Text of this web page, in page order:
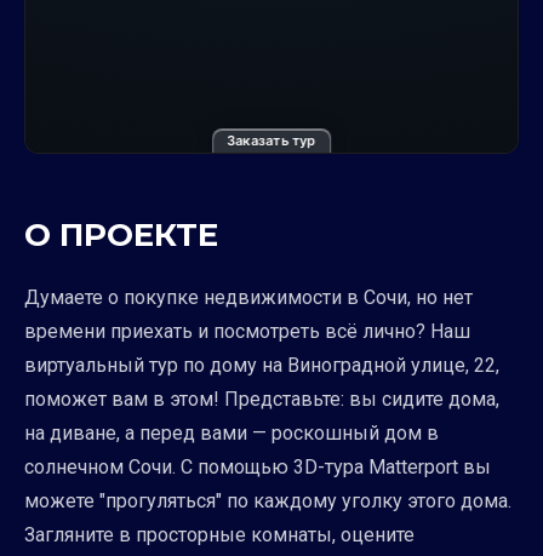
Заказать тур
О ПРОЕКТЕ
Думаете о покупке недвижимости в Сочи, но нет
времени приехать и посмотреть всё лично? Наш
виртуальный тур по дому на Виноградной улице, 22,
поможет вам в этом! Представьте: вы сидите дома,
на диване, а перед вами — роскошный дом в
солнечном Сочи. С помощью 3D-тура Matterport вы
можете "прогуляться" по каждому уголку этого дома.
Загляните в просторные комнаты, оцените